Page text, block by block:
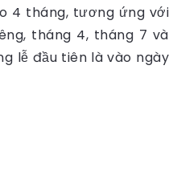
4 tháng, tương ứng với
tháng 4, tháng 7 và
lễ đầu tiên là vào ngày